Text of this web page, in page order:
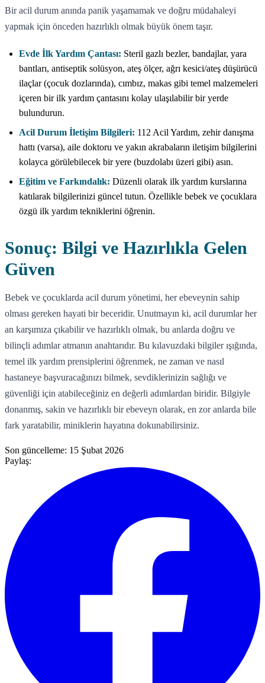
Bir acil durum anında panik yaşamamak ve doğru müdahaleyi
yapmak için önceden hazırlıklı olmak büyük önem taşır.
Evde İlk Yardım Çantası: Steril gazlı bezler, bandajlar, yara
bantları, antiseptik solüsyon, ateş ölçer, ağrı kesici/ateş düşürücü
ilaçlar (çocuk dozlarında), cımbız, makas gibi temel malzemeleri
içeren bir ilk yardım çantasını kolay ulaşılabilir bir yerde
bulundurun.
Acil Durum İletişim Bilgileri: 112 Acil Yardım, zehir danışma
hattı (varsa), aile doktoru ve yakın akrabaların iletişim bilgilerini
kolayca görülebilecek bir yere (buzdolabı üzeri gibi) asın.
Eğitim ve Farkındalık: Düzenli olarak ilk yardım kurslarına
katılarak bilgilerinizi güncel tutun. Özellikle bebek ve çocuklara
özgü ilk yardım tekniklerini öğrenin.
Sonuç: Bilgi ve Hazırlıkla Gelen
Güven
Bebek ve çocuklarda acil durum yönetimi, her ebeveynin sahip
olması gereken hayati bir beceridir. Unutmayın ki, acil durumlar her
an karşımıza çıkabilir ve hazırlıklı olmak, bu anlarda doğru ve
bilinçli adımlar atmanın anahtarıdır. Bu kılavuzdaki bilgiler ışığında,
temel ilk yardım prensiplerini öğrenmek, ne zaman ve nasıl
hastaneye başvuracağınızı bilmek, sevdiklerinizin sağlığı ve
güvenliği için atabileceğiniz en değerli adımlardan biridir. Bilgiyle
donanmış, sakin ve hazırlıklı bir ebeveyn olarak, en zor anlarda bile
fark yaratabilir, miniklerin hayatına dokunabilirsiniz.
Son güncelleme: 15 Şubat 2026
Paylaş: